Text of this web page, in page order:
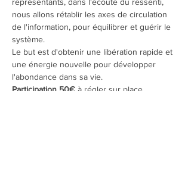
nous allons rétablir les axes de circulation
de l'information, pour équilibrer et guérir le
système.
Le but est d'obtenir une libération rapide et
une énergie nouvelle pour développer
l'abondance dans sa vie.
Participation 50€ à régler sur place.